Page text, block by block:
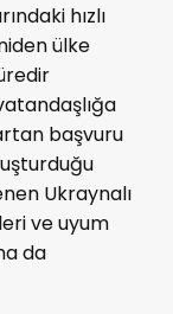
hızlı
ülke
başvuru
Ukraynalı
ve uyum
da